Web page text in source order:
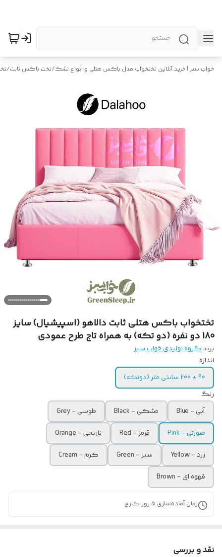
خواب سبز | خرید آنلاین تختخواب مدل باکس هتلی و انواع تشک/تخت باکس ثابت/
تختخواب باکس هتلی ثابت دالاهو (اسپیشیال) سایز
180 دو نفره (دو تکه) به همراه تاج طرح عمودی
برند:گروه تولیدی خواب سبز
اندازه
90 * 200 سانتی متر (دوتکه)
رنگ
آبی - Blue
مشکی - Black
طوسی - Grey
صورتی - Pink
قرمز - Red
نارنجی - Orange
زرد - Yellow
سبز - Green
کرم - Cream
قهوه ای - Brown
زمان آماده‌سازی 5 روز کاری
نقد و بررسی